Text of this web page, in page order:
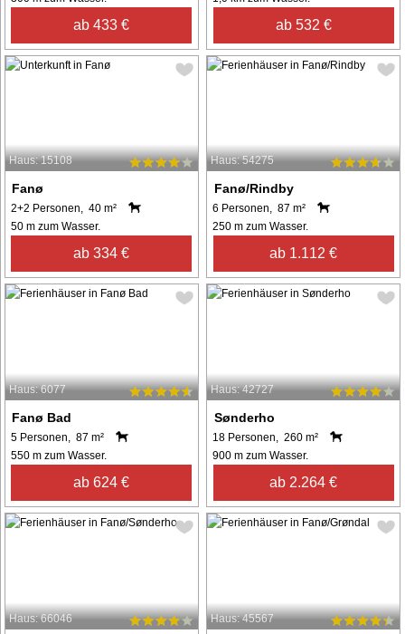
ab 433 € ab 532 €
Haus: 15108
Fanø
2+2 Personen, 40 m²
50 m zum Wasser.
ab 334 €
Haus: 54275
Fanø/Rindby
6 Personen, 87 m²
250 m zum Wasser.
ab 1.112 €
Haus: 6077
Fanø Bad
5 Personen, 87 m²
550 m zum Wasser.
ab 624 €
Haus: 42727
Sønderho
18 Personen, 260 m²
900 m zum Wasser.
ab 2.264 €
Haus: 66046 Haus: 45567